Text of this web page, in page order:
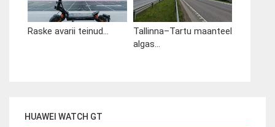
Raske avarii teinud...
Tallinna–Tartu maanteel
algas...
HUAWEI WATCH GT